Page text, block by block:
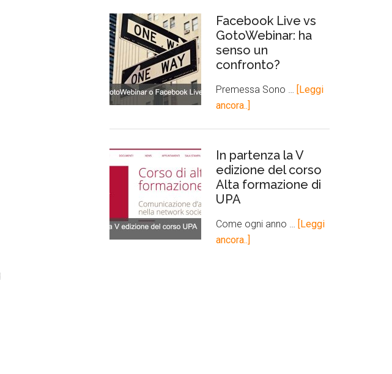
Facebook Live vs
GotoWebinar: ha
senso un
confronto?
Premessa Sono …
[Leggi
ancora..]
In partenza la V
edizione del corso
Alta formazione di
UPA
Come ogni anno …
[Leggi
ancora..]